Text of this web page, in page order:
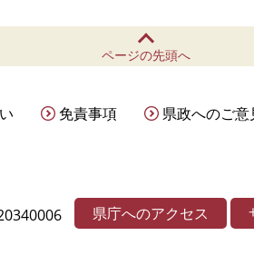
ページの先頭へ
免責事項 県政へのご意
県庁へのアクセス